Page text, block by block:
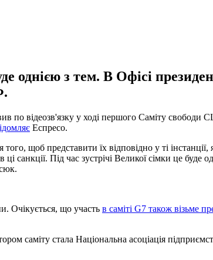
однією з тем. В Офісі
по відеозв'язку у ході першого Саміту
Еспресо.
щоб представити їх відповідно у ті інстанції,
санкції. Під час зустрічі Великої сімки це буде
Очікується, що участь в саміті G7 також візьме
саміту стала Національна асоціація